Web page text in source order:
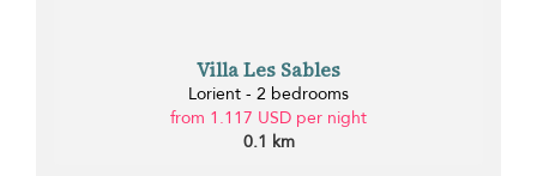
Villa Les Sables
Lorient - 2 bedrooms
from 1.117 USD per night
0.1 km